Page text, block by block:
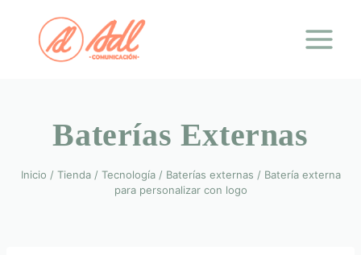
contenido
Baterías Externas
Inicio / Tienda / Tecnología / Baterías externas / Batería externa
para personalizar con logo